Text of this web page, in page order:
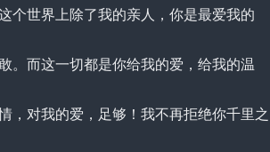
世界上除了我的亲人，你是最爱我的
而这一切都是你给我的爱，给我的温
对我的爱，足够！我不再拒绝你千里之